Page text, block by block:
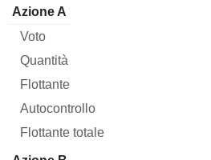
Azione A